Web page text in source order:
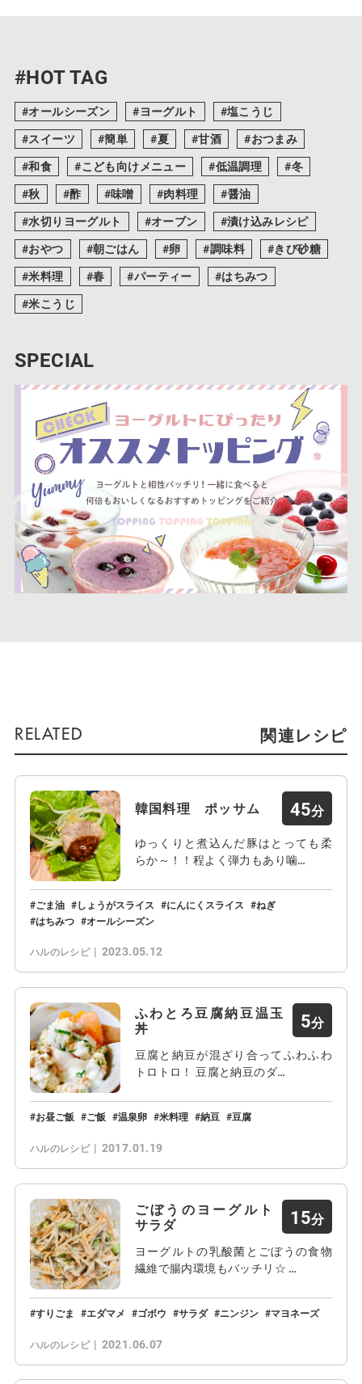
#HOT TAG
オールシーズン ヨーグルト
塩こうじ
スイーツ
簡単 夏 甘酒
おつまみ
和食
こども向けメニュー 低温調理
冬
秋
酢 味噌 肉料理
醤油
水切りヨーグルト
オーブン
漬け込みレシピ
おやつ
朝ごはん 卵 調味料
きび砂糖
米料理
春 パーティー
はちみつ
米こうじ
SPECIAL
関連レシピ
韓国料理 ポッサム 45
ゆっくりと煮込んだ豚はとっても柔
らか～！！程よく弾力もあり噛…
ごま油 しょうがスライス にんにくスライス
ねぎ
はちみつ
オールシーズン
ハルのレシピ 2023.05.12
ふわとろ豆腐納豆温玉
丼
5
豆腐と納豆が混ざり合ってふわふわ
トロトロ！ 豆腐と納豆のダ…
お昼ご飯 ご飯 温泉卵 米料理 納豆 豆腐
ハルのレシピ 2017.01.19
ごぼうのヨーグルト
サラダ
15
ヨーグルトの乳酸菌とごぼうの食物
繊維で腸内環境もバッチリ☆ …
すりごま エダマメ ゴボウ サラダ ニンジン マヨネーズ
ハルのレシピ 2021.06.07